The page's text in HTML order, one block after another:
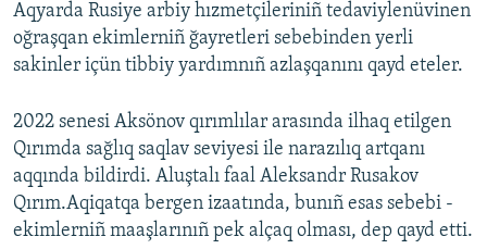
Aqyarda Rusiye arbiy hızmetçileriniñ tedaviylenüvinen
oğraşqan ekimlerniñ ğayretleri sebebinden yerli
sakinler içün tibbiy yardımnıñ azlaşqanını qayd eteler.
2022 senesi Aksönov qırımlılar arasında ilhaq etilgen
Qırımda sağlıq saqlav seviyesi ile narazılıq artqanı
aqqında bildirdi. Aluştalı faal Aleksandr Rusakov
Qırım.Aqiqatqa bergen izaatında, bunıñ esas sebebi -
ekimlerniñ maaşlarınıñ pek alçaq olması, dep qayd etti.